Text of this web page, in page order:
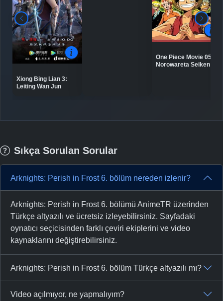
Xiong Bing Lian 3:
Leiting Wan Jun
One Piece Movie 05:
Norowareta Seiken
Sıkça Sorulan Sorular
Arknights: Perish in Frost 6. bölüm nereden izlenir?
Arknights: Perish in Frost 6. bölümü AnimeTR üzerinden
Türkçe altyazılı ve ücretsiz izleyebilirsiniz. Sayfadaki
oynatıcı seçicisinden farklı çeviri ekiplerini ve video
kaynaklarını değiştirebilirsiniz.
Arknights: Perish in Frost 6. bölüm Türkçe altyazılı mı?
Video açılmıyor, ne yapmalıyım?